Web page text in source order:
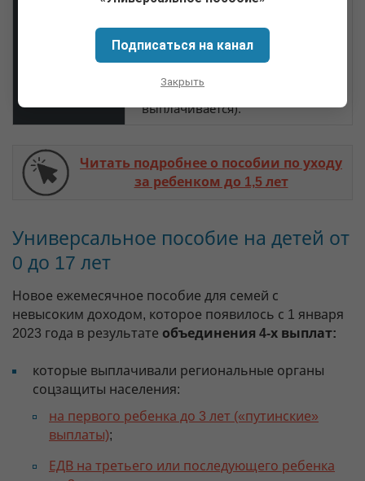
отпуска по уходу за ребенком
возвращается к работе
полный день пособие не
выплачивается).
Читать подробнее о пособии по уходу
за ребенком до 1,5 лет
Универсальное пособие на детей от
0 до 17 лет
Новое ежемесячное пособие для семей с
невысоким доходом, которое появилось с 1 января
2023 года в результате объединения 4-х выплат:
которые выплачивали региональные органы
соцзащиты населения:
на первого ребенка до 3 лет («путинские»
выплаты);
ЕДВ на третьего или последующего ребенка
Подписаться на канал
Закрыть